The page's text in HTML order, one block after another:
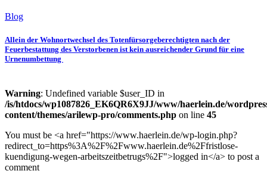
Blog
Allein der Wohnortwechsel des Totenfürsorgeberechtigten nach der
Feuerbestattung des Verstorbenen ist kein ausreichender Grund für eine
Urnenumbettung
Warning: Undefined variable $user_ID in
/is/htdocs/wp1087826_EK6QR6X9JJ/www/haerlein.de/
content/themes/arilewp-pro/comments.php on line 45
You must be <a href="https://www.haerlein.de/wp-login.php?
redirect_to=https%3A%2F%2Fwww.haerlein.de%2Ffristlose-
kuendigung-wegen-arbeitszeitbetrugs%2F">logged in</a> to post a
comment